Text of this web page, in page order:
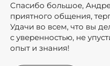
Спасибо большое,
приятного общения,
Удачи во всем, что вы
с уверенностью, не
опыт и знания!